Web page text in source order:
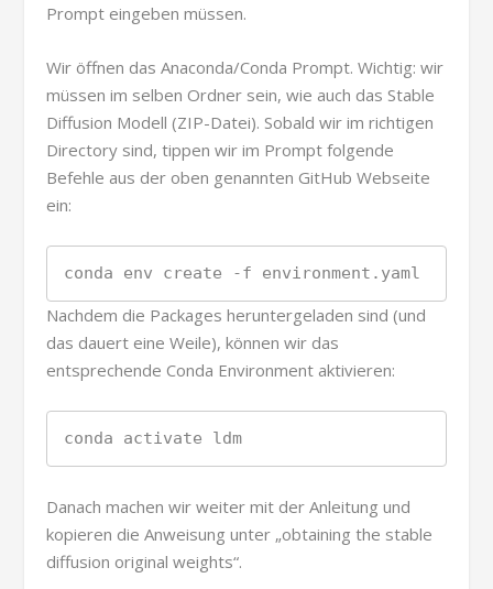
Prompt eingeben müssen.
Wir öffnen das Anaconda/Conda Prompt. Wichtig: wir
müssen im selben Ordner sein, wie auch das Stable
Diffusion Modell (ZIP-Datei). Sobald wir im richtigen
Directory sind, tippen wir im Prompt folgende
Befehle aus der oben genannten GitHub Webseite
ein:
conda env create -f environment.yaml
Nachdem die Packages heruntergeladen sind (und
das dauert eine Weile), können wir das
entsprechende Conda Environment aktivieren:
conda activate ldm
Danach machen wir weiter mit der Anleitung und
kopieren die Anweisung unter „obtaining the stable
diffusion original weights“.